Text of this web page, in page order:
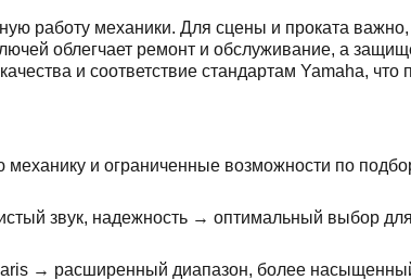
работу механики. Для сцены и проката
облегчает ремонт и обслуживание, а
и соответствие стандартам Yamaha,
механику и ограниченные возможности по
звук, надежность → оптимальный выбор
→ расширенный диапазон, более